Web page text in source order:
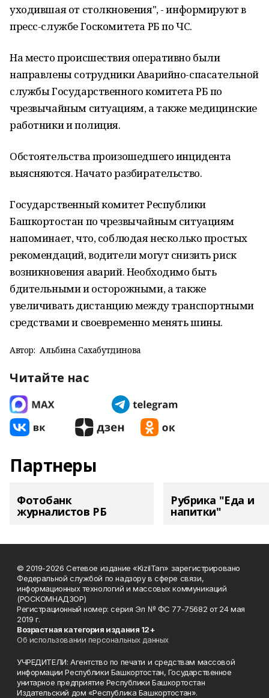
уходившая от столкновения", - информируют в
пресс-службе Госкомитета РБ по ЧС.
На место происшествия оперативно были
направлены сотрудники Аварийно-спасательной
службы Государственного комитета РБ по
чрезвычайным ситуациям, а также медицинские
работники и полиция.
Обстоятельства произошедшего инцидента
выясняются. Начато разбирательство.
Государственный комитет Республики
Башкортостан по чрезвычайным ситуациям
напоминает, что, соблюдая несколько простых
рекомендаций, водители могут снизить риск
возникновения аварий. Необходимо быть
бдительными и осторожными, а также
увеличивать дистанцию между транспортными
средствами и своевременно менять шины.
Автор: Альбина Сахабутдинова
Читайте нас
Партнеры
Фотобанк
журналистов РБ
Рубрика "Еда и
напитки"
© 2019-2026 Сетевое издание «KizilTan» зарегистрировано
Федеральной службой по надзору в сфере связи,
информационных технологий и массовых коммуникаций
(РОСКОМНАДЗОР)
Регистрационный номер: серия Эл № ФС 77-75682 от 24 мая
2019 г.
Возрастная категория издания 12+
Об использовании персональных данных
УЧРЕДИТЕЛИ: Агентство по печати и средствам массовой
информации Республики Башкортостан, Государственное
унитарное предприятие Республики Башкортостан
Издательский дом «Республика Башкортостан».